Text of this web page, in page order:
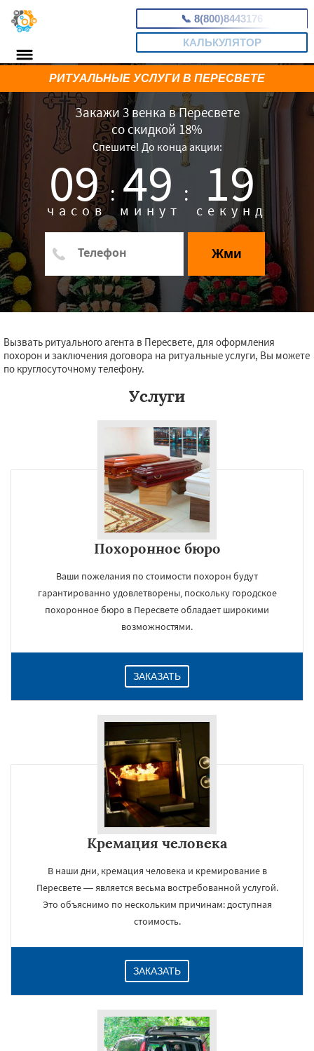
📞 8(800)8443176
КАЛЬКУЛЯТОР
Закажи 3 венка в Пересвете
со скидкой 18%
Спешите! До конца акции:
09 :
часов 49 :
минут 18
секунд
Жми
РИТУАЛЬНЫЕ УСЛУГИ В ПЕРЕСВЕТЕ
Вызвать ритуального агента в Пересвете, для оформления
похорон и заключения договора на ритуальные услуги, Вы можете
по круглосуточному телефону.
Услуги
Похоронное бюро
Ваши пожелания по стоимости похорон будут
гарантированно удовлетворены, поскольку городское
похоронное бюро в Пересвете обладает широкими
возможностями.
ЗАКАЗАТЬ
Кремация человека
В наши дни, кремация человека и кремирование в
Пересвете — является весьма востребованной услугой.
Это объяснимо по нескольким причинам: доступная
стоимость.
ЗАКАЗАТЬ